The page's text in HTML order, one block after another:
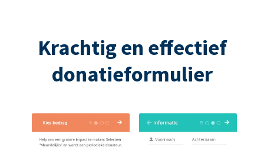
Krachtig en effectief
donatieformulier